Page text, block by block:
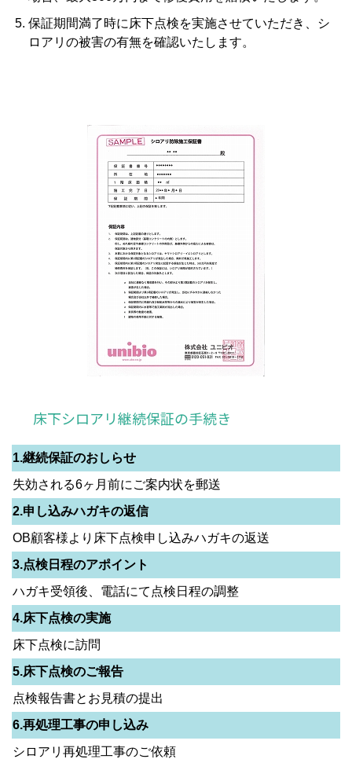
保証期間満了時に床下点検を実施させていただき、シ
ロアリの被害の有無を確認いたします。
床下シロアリ継続保証の手続き
1.継続保証のおしらせ
失効される6ヶ月前にご案内状を郵送
2.申し込みハガキの返信
OB顧客様より床下点検申し込みハガキの返送
3.点検日程のアポイント
ハガキ受領後、電話にて点検日程の調整
4.床下点検の実施
床下点検に訪問
5.床下点検のご報告
点検報告書とお見積の提出
6.再処理工事の申し込み
シロアリ再処理工事のご依頼